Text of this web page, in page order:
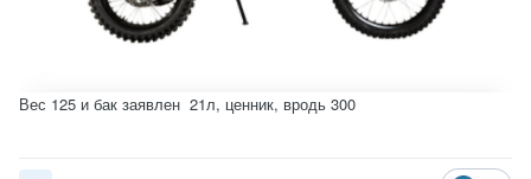
Вес 125 и бак заявлен 21л, ценник, вродь 300